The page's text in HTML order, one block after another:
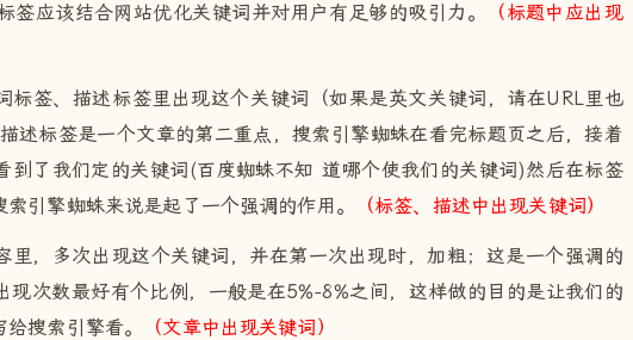
签应该结合网站优化关键词并对用户有足够的吸引力。
（标题中应出现
标签、描述标签里出现这个关键词（如果是英文关键词，请在URL里也
述标签是一个文章的第二重点，搜索引擎蜘蛛在看完标题页之后，接着
到了我们定的关键词(百度蜘蛛不知 道哪个使我们的关键词)然后在标签
引擎蜘蛛来说是起了一个强调的作用。
（标签、描述中出现关键词）
里，多次出现这个关键词，并在第一次出现时，加粗；这是一个强调的
现次数最好有个比例，一般是在5%-8%之间，这样做的目的是让我们的
搜索引擎看。
（文章中出现关键词）